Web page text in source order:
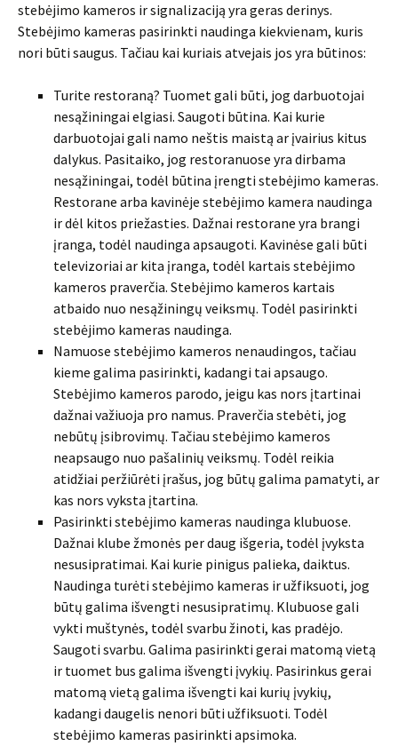
stebėjimo kameros ir signalizaciją yra geras derinys.
Stebėjimo kameras pasirinkti naudinga kiekvienam, kuris
nori būti saugus. Tačiau kai kuriais atvejais jos yra būtinos:
Turite restoraną? Tuomet gali būti, jog darbuotojai
nesąžiningai elgiasi. Saugoti būtina. Kai kurie
darbuotojai gali namo neštis maistą ar įvairius kitus
dalykus. Pasitaiko, jog restoranuose yra dirbama
nesąžiningai, todėl būtina įrengti stebėjimo kameras.
Restorane arba kavinėje stebėjimo kamera naudinga
ir dėl kitos priežasties. Dažnai restorane yra brangi
įranga, todėl naudinga apsaugoti. Kavinėse gali būti
televizoriai ar kita įranga, todėl kartais stebėjimo
kameros praverčia. Stebėjimo kameros kartais
atbaido nuo nesąžiningų veiksmų. Todėl pasirinkti
stebėjimo kameras naudinga.
Namuose stebėjimo kameros nenaudingos, tačiau
kieme galima pasirinkti, kadangi tai apsaugo.
Stebėjimo kameros parodo, jeigu kas nors įtartinai
dažnai važiuoja pro namus. Praverčia stebėti, jog
nebūtų įsibrovimų. Tačiau stebėjimo kameros
neapsaugo nuo pašalinių veiksmų. Todėl reikia
atidžiai peržiūrėti įrašus, jog būtų galima pamatyti, ar
kas nors vyksta įtartina.
Pasirinkti stebėjimo kameras naudinga klubuose.
Dažnai klube žmonės per daug išgeria, todėl įvyksta
nesusipratimai. Kai kurie pinigus palieka, daiktus.
Naudinga turėti stebėjimo kameras ir užfiksuoti, jog
būtų galima išvengti nesusipratimų. Klubuose gali
vykti muštynės, todėl svarbu žinoti, kas pradėjo.
Saugoti svarbu. Galima pasirinkti gerai matomą vietą
ir tuomet bus galima išvengti įvykių. Pasirinkus gerai
matomą vietą galima išvengti kai kurių įvykių,
kadangi daugelis nenori būti užfiksuoti. Todėl
stebėjimo kameras pasirinkti apsimoka.